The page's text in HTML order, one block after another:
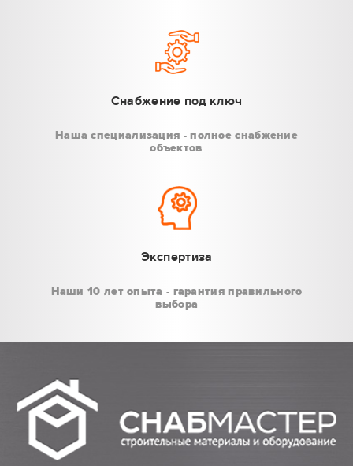
Снабжение под ключ
Наша специализация - полное снабжение
объектов
Экспертиза
Наши 10 лет опыта - гарантия правильного
выбора